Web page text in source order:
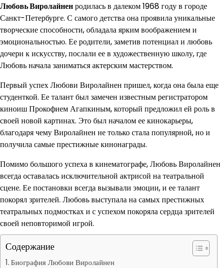
Любовь Виролайненродилась в далеком 1968 году в городе
Санкт-Петербурге. С самого детства она проявила уникальные
творческие способности, обладала ярким воображением и
эмоциональностью. Ее родители, заметив потенциал и любовь
дочери к искусству, послали ее в художественную школу, где
Любовь начала заниматься актерским мастерством.
Первый успех Любови Виролайнен пришел, когда она была еще
студенткой. Ее талант был замечен известным регистратором
киноиш Прокофием Агапкиным, который предложил ей роль в
своей новой картинах. Это был началом ее кинокарьеры,
благодаря чему Виролайнен не только стала популярной, но и
получила самые престижные кинонаграды.
Помимо большого успеха в кинематографе, Любовь Виролайнен
всегда оставалась исключительной актрисой на театральной
сцене. Ее постановки всегда вызывали эмоции, и ее талант
покорял зрителей. Любовь выступала на самых престижных
театральных подмостках и с успехом покоряла сердца зрителей
своей неповторимой игрой.
Содержание
Биография Любови Виролайнен